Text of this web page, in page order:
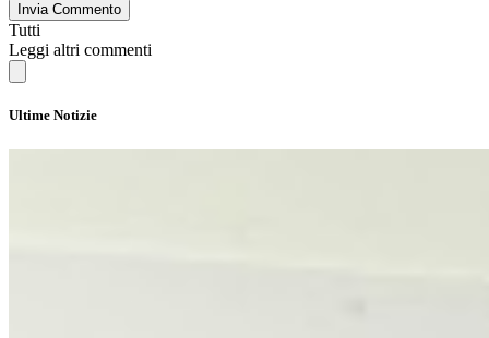
Invia Commento
Tutti
Leggi altri commenti
Ultime Notizie